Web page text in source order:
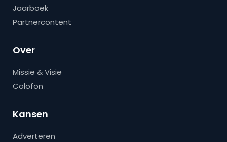
Jaarboek
Partnercontent
Over
Missie & Visie
Colofon
Kansen
Adverteren